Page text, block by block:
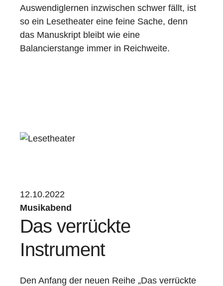
Auswendiglernen inzwischen schwer fällt, ist
so ein Lesetheater eine feine Sache, denn
das Manuskript bleibt wie eine
Balancierstange immer in Reichweite.
12.10.2022
Musikabend
Das verrückte
Instrument
Den Anfang der neuen Reihe „Das verrückte